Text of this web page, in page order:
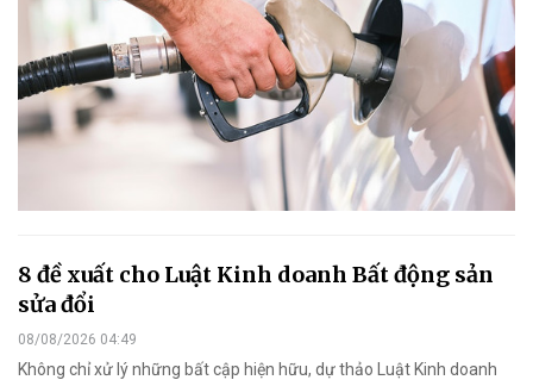
8 đề xuất cho Luật Kinh doanh Bất động sản
sửa đổi
08/08/2026 04:49
Không chỉ xử lý những bất cập hiện hữu, dự thảo Luật Kinh doanh